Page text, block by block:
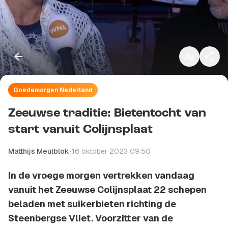
Klein
Standaard
Goedemorgen Nederland
Zeeuwse traditie: Bietentocht van
start vanuit Colijnsplaat
Matthijs Meulblok•16 oktober 2023 09:50
In de vroege morgen vertrekken vandaag
vanuit het Zeeuwse Colijnsplaat 22 schepen
beladen met suikerbieten richting de
Steenbergse Vliet. Voorzitter van de